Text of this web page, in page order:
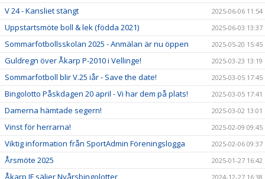
V 24 - Kansliet stängt 2025-06-06 11:54
Uppstartsmöte boll & lek (födda 2021) 2025-06-03 13:37
Sommarfotbollsskolan 2025 - Anmälan är nu öppen 2025-05-20 15:45
Guldregn över Åkarp P-2010 i Vellinge! 2025-03-23 13:19
Sommarfotboll blir V.25 iår - Save the date! 2025-03-05 17:45
Bingolotto Påskdagen 20 april - Vi har dem på plats! 2025-03-05 17:41
Damerna hämtade segern! 2025-03-02 13:01
Vinst för herrarna! 2025-02-09 09:45
Viktig information från SportAdmin Föreningslogga 2025-02-06 09:37
Årsmöte 2025 2025-01-27 16:42
Åkarp IF säljer Nyårsbingolotter 2024-12-27 16:38